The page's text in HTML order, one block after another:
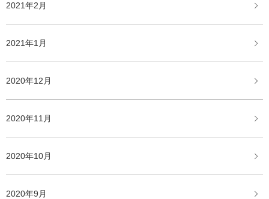
2021年2月
2021年1月
2020年12月
2020年11月
2020年10月
2020年9月